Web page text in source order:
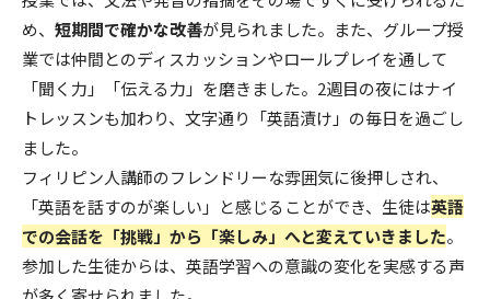
め、 短期間で確かな改善が見られました。また、グループ授
業では仲間とのディスカッションやロールプレイを通して
「聞く力」「伝える力」を磨きました。2週目の夜にはナイ
トレッスンも加わり、文字通り「英語漬け」の毎日を過ごし
ました。
フィリピン人講師のフレンドリーな雰囲気に後押しされ、
「英語を話すのが楽しい」と感じることができ、生徒は英語
での会話を「挑戦」から「楽しみ」へと変えていきました。
参加した生徒からは、英語学習への意識の変化を実感する声